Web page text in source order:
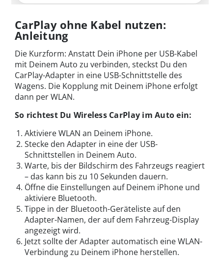
CarPlay ohne Kabel nutzen:
Anleitung
Die Kurzform: Anstatt Dein iPhone per USB-Kabel
mit Deinem Auto zu verbinden, steckst Du den
CarPlay-Adapter in eine USB-Schnittstelle des
Wagens. Die Kopplung mit Deinem iPhone erfolgt
dann per WLAN.
So richtest Du Wireless CarPlay im Auto ein:
Aktiviere WLAN an Deinem iPhone.
Stecke den Adapter in eine der USB-
Schnittstellen in Deinem Auto.
Warte, bis der Bildschirm des Fahrzeugs reagiert
– das kann bis zu 10 Sekunden dauern.
Öffne die Einstellungen auf Deinem iPhone und
aktiviere Bluetooth.
Tippe in der Bluetooth-Geräteliste auf den
Adapter-Namen, der auf dem Fahrzeug-Display
angezeigt wird.
Jetzt sollte der Adapter automatisch eine WLAN-
Verbindung zu Deinem iPhone herstellen.